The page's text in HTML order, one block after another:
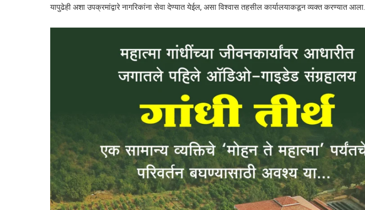
यापुढेही अशा उपक्रमांद्वारे नागरिकांना सेवा देण्यात येईल, असा विश्वास तहसील कार्यालयाकडून व्यक्त करण्यात आला.